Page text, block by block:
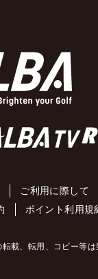
ご利用に際して
ポイント利用規
載、転用、コピー等